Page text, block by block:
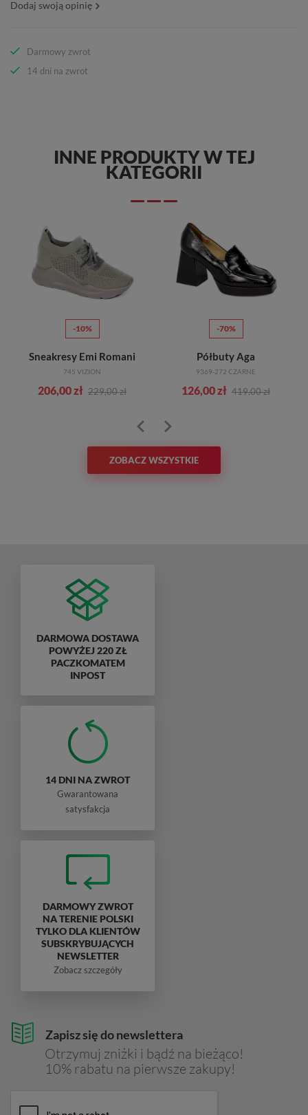
Dodaj swoją opinię
Darmowy zwrot
14 dni na zwrot
INNE PRODUKTY W TEJ
KATEGORII
-10%
Sneakresy Emi Romani
745 VIZION
206,00 zł 229,00 zł
-70%
Półbuty Aga
9369-272 CZARNE
126,00 zł 419,00 zł
ZOBACZ WSZYSTKIE
Zapisz się do newslettera
Otrzymuj zniżki i bądź na bieżąco!
10% rabatu na pierwsze zakupy!
DARMOWA DOSTAWA
POWYŻEJ 220 ZŁ
PACZKOMATEM
INPOST
14 DNI NA ZWROT
Gwarantowana
satysfakcja
DARMOWY ZWROT
NA TERENIE POLSKI
TYLKO DLA KLIENTÓW
SUBSKRYBUJĄCYCH
NEWSLETTER
Zobacz szczegóły